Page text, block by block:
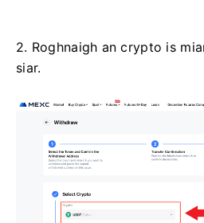
2. Roghnaigh an crypto is
siar.